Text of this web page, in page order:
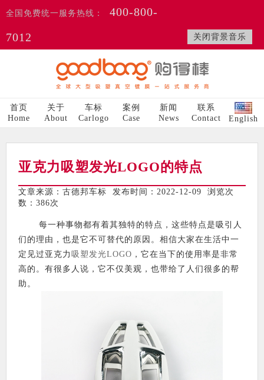
关闭背景音乐
全国免费统一服务热线：
400-800-
7012
首页
Home
关于
About
车标
Carlogo
案例
Case
新闻
News
联系
Contact
English
亚克力吸塑发光LOGO的特点
文章来源：古德邦车标 发布时间：2022-12-09 浏览次
数： 386次
每一种事物都有着其独特的特点，这些特点是吸引人
们的理由，也是它不可替代的原因。相信大家在生活中一
定见过亚克力吸塑发光LOGO ，它在当下的使用率是非常
高的。有很多人说，它不仅美观，也带给了人们很多的帮
助。